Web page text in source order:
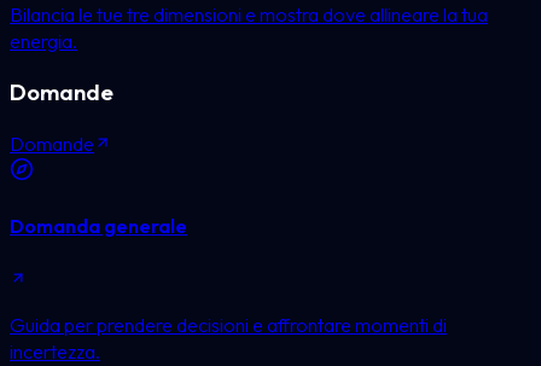
Bilancia le tue tre dimensioni e mostra dove allineare la tua
energia.
Domande
Domande
Domanda generale
Guida per prendere decisioni e affrontare momenti di
incertezza.